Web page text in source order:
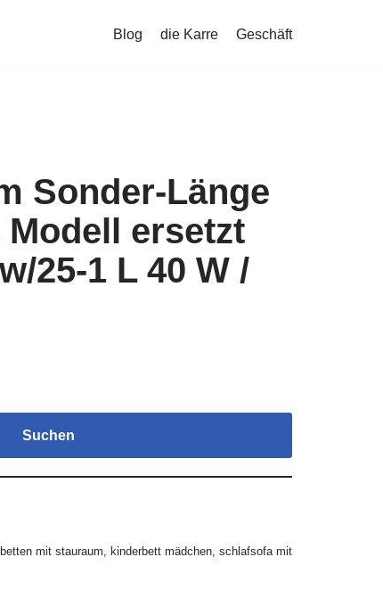
Blog die Karre Geschäft
Sonder-Länge
ersetzt
25-1 L 40 W /
Suchen
betten mit stauraum, kinderbett mädchen, schlafsofa mit